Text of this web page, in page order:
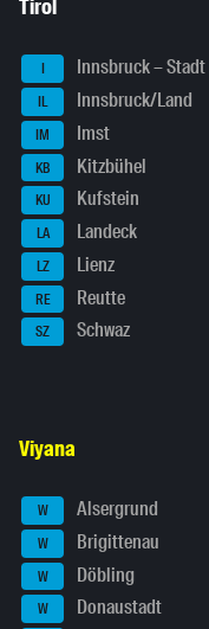
Tirol
I Innsbruck – Stadt
IL Innsbruck/Land
IM Imst
KB Kitzbühel
KU Kufstein
LA Landeck
LZ Lienz
RE Reutte
SZ Schwaz
Viyana
W Alsergrund
W Brigittenau
W Döbling
W Donaustadt